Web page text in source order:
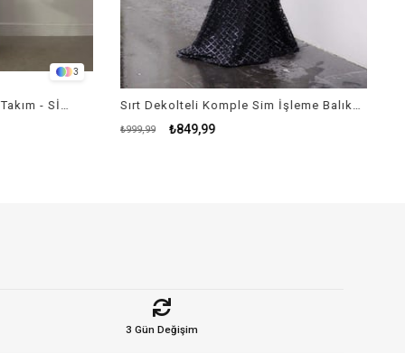
3
Paçası Yırtmaç Detaylı Triko Takım - SİYAH Sırt Dekolteli Komple Sim İşleme Balık Abiye - SİYAH
₺849,99
₺999,99
3 Gün Değişim